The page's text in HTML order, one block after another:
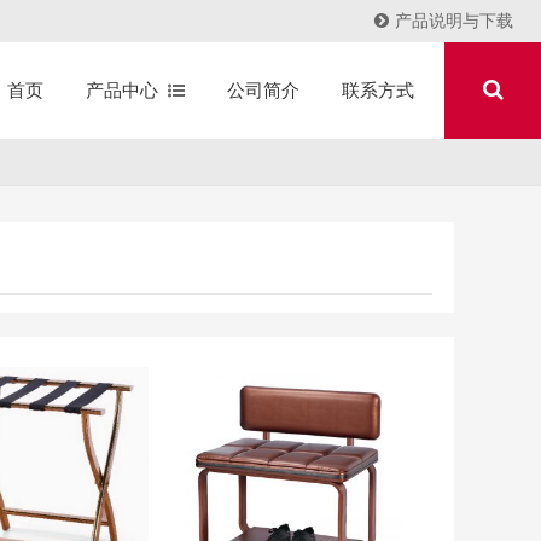
产品说明与下载
首页 产品中心 公司简介 联系方式